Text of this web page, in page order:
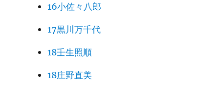
16小佐々八郎
17黒川万千代
18壬生照順
18庄野直美